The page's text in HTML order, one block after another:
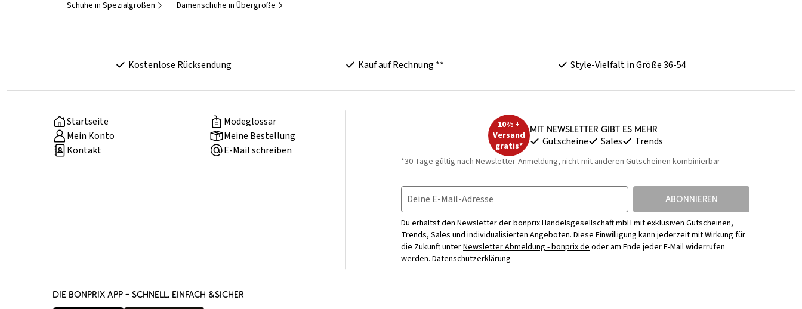
Schuhe in Spezialgrößen Damenschuhe in Übergröße
Kostenlose Rücksendung Kauf auf Rechnung ** Style-Vielfalt in Größe 36-54
Startseite
Modeglossar
Mein Konto
Meine Bestellung
Kontakt
E-Mail schreiben
10% +
Versand
gratis*
Mit Newsletter gibt es mehr
Gutscheine Sales Trends
*30 Tage gültig nach Newsletter-Anmeldung, nicht mit anderen Gutscheinen kombinierbar
Deine E-Mail-Adresse ABONNIEREN
Du erhältst den Newsletter der bonprix Handelsgesellschaft mbH mit exklusiven Gutscheinen,
Trends, Sales und individualisierten Angeboten. Diese Einwilligung kann jederzeit mit Wirkung für
die Zukunft unterNewsletter Abmeldung - bonprix.deoder am Ende jeder E-Mail widerrufen
werden. Datenschutzerklärung
DIE BONPRIX APP – SCHNELL, EINFACH &SICHER